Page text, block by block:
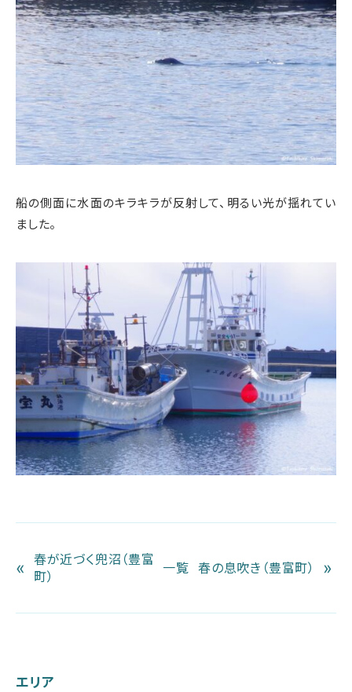
船の側面に水面のキラキラが反射して、明るい光が揺れてい
ました。
«
春が近づく兜沼（豊富
町）
一覧 春の息吹き（豊富町） »
エリア